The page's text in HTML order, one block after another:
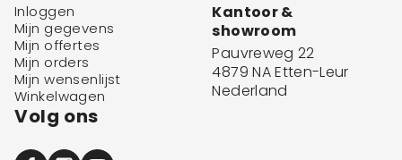
Inloggen
Mijn gegevens
Mijn offertes
Mijn orders
Mijn wensenlijst
Winkelwagen
Kantoor &
showroom
Pauvreweg 22
4879 NA Etten-Leur
Nederland
Volg ons